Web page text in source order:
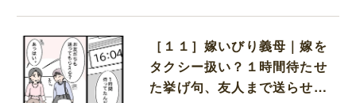
［１１］嫁いびり義母｜嫁を
タクシー扱い？１時間待たせ
た挙げ句、友人まで送らせる